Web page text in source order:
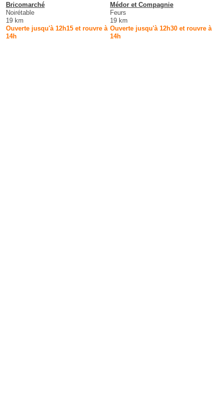
Bricomarché
Noirétable
19 km
Ouverte jusqu'à 12h15 et rouvre à
14h
Médor et Compagnie
Feurs
19 km
Ouverte jusqu'à 12h30 et rouvre à
14h